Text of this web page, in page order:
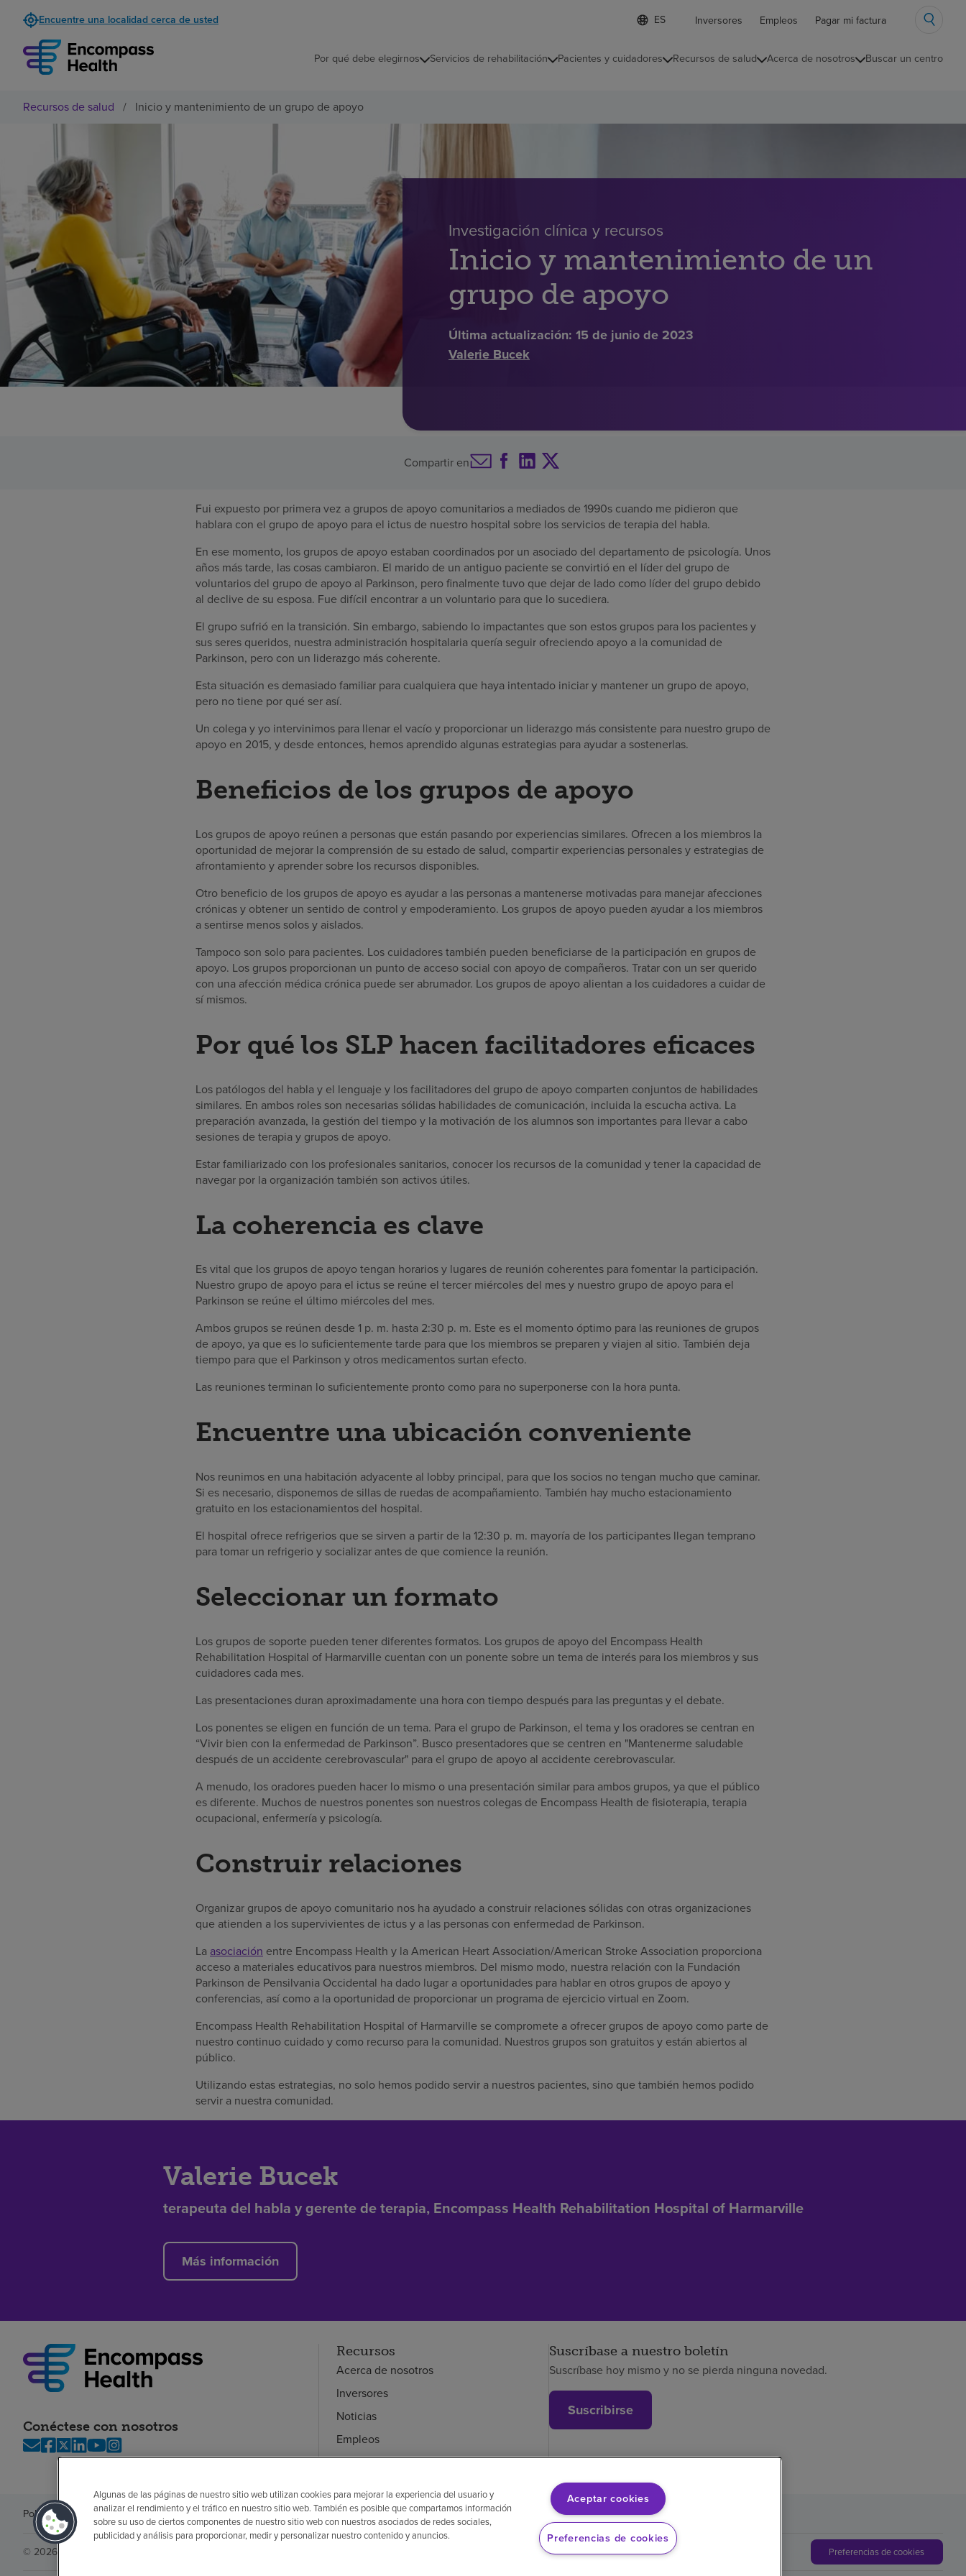
Encuentre una localidad cerca de usted
Lista
de
contraída
d
o
l
i
d
Inversores Empleos Pagar mi factura
Por qué debe elegirnos Servicios de rehabilitación Pacientes y cuidadores Recursos de salud Acerca de nosotros Buscar un centro
Recursos de salud / Inicio y mantenimiento de un grupo de apoyo
Investigación clínica y recursos
Inicio y mantenimiento de un
grupo de apoyo
Última actualización: 15 de junio de 2023
Valerie Bucek
Compartir en
Fui expuesto por primera vez a grupos de apoyo comunitarios a mediados de 1990s cuando me pidieron que
hablara con el grupo de apoyo para el ictus de nuestro hospital sobre los servicios de terapia del habla.
En ese momento, los grupos de apoyo estaban coordinados por un asociado del departamento de psicología. Unos
años más tarde, las cosas cambiaron. El marido de un antiguo paciente se convirtió en el líder del grupo de
voluntarios del grupo de apoyo al Parkinson, pero finalmente tuvo que dejar de lado como líder del grupo debido
al declive de su esposa. Fue difícil encontrar a un voluntario para que lo sucediera.
El grupo sufrió en la transición. Sin embargo, sabiendo lo impactantes que son estos grupos para los pacientes y
sus seres queridos, nuestra administración hospitalaria quería seguir ofreciendo apoyo a la comunidad de
Parkinson, pero con un liderazgo más coherente.
Esta situación es demasiado familiar para cualquiera que haya intentado iniciar y mantener un grupo de apoyo,
pero no tiene por qué ser así.
Un colega y yo intervinimos para llenar el vacío y proporcionar un liderazgo más consistente para nuestro grupo de
apoyo en 2015, y desde entonces, hemos aprendido algunas estrategias para ayudar a sostenerlas.
Beneficios de los grupos de apoyo
Los grupos de apoyo reúnen a personas que están pasando por experiencias similares. Ofrecen a los miembros la
oportunidad de mejorar la comprensión de su estado de salud, compartir experiencias personales y estrategias de
afrontamiento y aprender sobre los recursos disponibles.
Otro beneficio de los grupos de apoyo es ayudar a las personas a mantenerse motivadas para manejar afecciones
crónicas y obtener un sentido de control y empoderamiento. Los grupos de apoyo pueden ayudar a los miembros
a sentirse menos solos y aislados.
Tampoco son solo para pacientes. Los cuidadores también pueden beneficiarse de la participación en grupos de
apoyo. Los grupos proporcionan un punto de acceso social con apoyo de compañeros. Tratar con un ser querido
con una afección médica crónica puede ser abrumador. Los grupos de apoyo alientan a los cuidadores a cuidar de
sí mismos.
Por qué los SLP hacen facilitadores eficaces
Los patólogos del habla y el lenguaje y los facilitadores del grupo de apoyo comparten conjuntos de habilidades
similares. En ambos roles son necesarias sólidas habilidades de comunicación, incluida la escucha activa. La
preparación avanzada, la gestión del tiempo y la motivación de los alumnos son importantes para llevar a cabo
sesiones de terapia y grupos de apoyo.
Estar familiarizado con los profesionales sanitarios, conocer los recursos de la comunidad y tener la capacidad de
navegar por la organización también son activos útiles.
La coherencia es clave
Es vital que los grupos de apoyo tengan horarios y lugares de reunión coherentes para fomentar la participación.
Nuestro grupo de apoyo para el ictus se reúne el tercer miércoles del mes y nuestro grupo de apoyo para el
Parkinson se reúne el último miércoles del mes.
Ambos grupos se reúnen desde 1 p. m. hasta 2:30 p. m. Este es el momento óptimo para las reuniones de grupos
de apoyo, ya que es lo suficientemente tarde para que los miembros se preparen y viajen al sitio. También deja
tiempo para que el Parkinson y otros medicamentos surtan efecto.
Las reuniones terminan lo suficientemente pronto como para no superponerse con la hora punta.
Encuentre una ubicación conveniente
Nos reunimos en una habitación adyacente al lobby principal, para que los socios no tengan mucho que caminar.
Si es necesario, disponemos de sillas de ruedas de acompañamiento. También hay mucho estacionamiento
gratuito en los estacionamientos del hospital.
El hospital ofrece refrigerios que se sirven a partir de la 12:30 p. m. mayoría de los participantes llegan temprano
para tomar un refrigerio y socializar antes de que comience la reunión.
Seleccionar un formato
Los grupos de soporte pueden tener diferentes formatos. Los grupos de apoyo del Encompass Health
Rehabilitation Hospital of Harmarville cuentan con un ponente sobre un tema de interés para los miembros y sus
cuidadores cada mes.
Las presentaciones duran aproximadamente una hora con tiempo después para las preguntas y el debate.
Los ponentes se eligen en función de un tema. Para el grupo de Parkinson, el tema y los oradores se centran en
“Vivir bien con la enfermedad de Parkinson”. Busco presentadores que se centren en "Mantenerme saludable
después de un accidente cerebrovascular" para el grupo de apoyo al accidente cerebrovascular.
A menudo, los oradores pueden hacer lo mismo o una presentación similar para ambos grupos, ya que el público
es diferente. Muchos de nuestros ponentes son nuestros colegas de Encompass Health de fisioterapia, terapia
ocupacional, enfermería y psicología.
Construir relaciones
Organizar grupos de apoyo comunitario nos ha ayudado a construir relaciones sólidas con otras organizaciones
que atienden a los supervivientes de ictus y a las personas con enfermedad de Parkinson.
La asociación entre Encompass Health y la American Heart Association/American Stroke Association proporciona
acceso a materiales educativos para nuestros miembros. Del mismo modo, nuestra relación con la Fundación
Parkinson de Pensilvania Occidental ha dado lugar a oportunidades para hablar en otros grupos de apoyo y
conferencias, así como a la oportunidad de proporcionar un programa de ejercicio virtual en Zoom.
Encompass Health Rehabilitation Hospital of Harmarville se compromete a ofrecer grupos de apoyo como parte de
nuestro continuo cuidado y como recurso para la comunidad. Nuestros grupos son gratuitos y están abiertos al
público.
Utilizando estas estrategias, no solo hemos podido servir a nuestros pacientes, sino que también hemos podido
servir a nuestra comunidad.
Valerie Bucek
terapeuta del habla y gerente de terapia, Encompass Health Rehabilitation Hospital of Harmarville
Más información
Conéctese con nosotros
Recursos
Acerca de nosotros
Inversores
Noticias
Empleos
Empleados
Suscríbase a nuestro boletín
Suscríbase hoy mismo y no se pierda ninguna novedad.
Suscribirse
Política de privacidadLegalSin sorpresas AccesibilidadSi no habla inglésAviso de no discriminaciónCumplimiento de los proveedores
© 2026 Encompass Health Corporation Preferencias de cookies
Algunas de las páginas de nuestro sitio web utilizan cookies para mejorar la experiencia del usuario y
analizar el rendimiento y el tráfico en nuestro sitio web. También es posible que compartamos información
sobre su uso de ciertos componentes de nuestro sitio web con nuestros asociados de redes sociales,
publicidad y análisis para proporcionar, medir y personalizar nuestro contenido y anuncios.
Aceptar cookies
Preferencias de cookies